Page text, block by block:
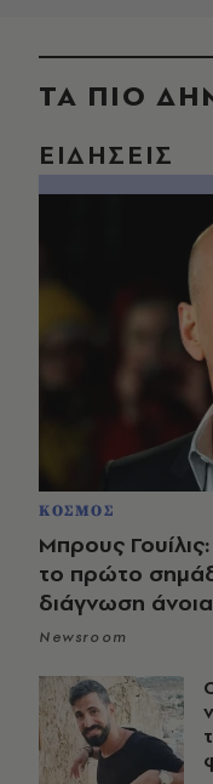
ΤΑ ΠΙΟ
ΕΙΔΗΣΕΙΣ
ΚΟΣΜΟΣ
Μπρους
το πρώτο
διάγνωση
Newsroom